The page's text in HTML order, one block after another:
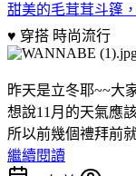
甜美的毛茸茸斗篷
♥ 穿搭 時尚流行
昨天是立冬耶~~大
想說11月的天氣應
所以前幾個禮拜前
繼續閱讀